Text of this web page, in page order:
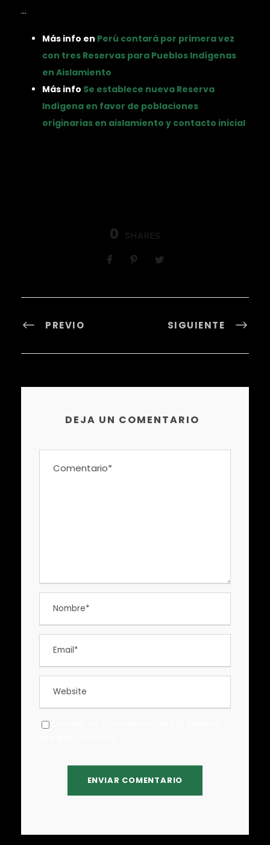
…
Más info en Perú contará por primera vez
con tres Reservas para Pueblos Indígenas
en Aislamiento
Más info Se establece nueva Reserva
Indígena en favor de poblaciones
originarias en aislamiento y contacto inicial
0 SHARES
PREVIO SIGUIENTE
DEJA UN COMENTARIO